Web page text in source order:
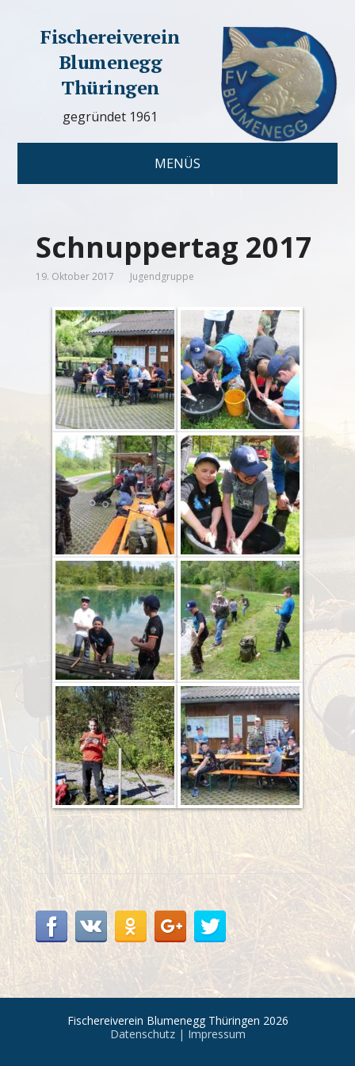
Fischereiverein
Blumenegg
Thüringen
gegründet 1961
MENÜS
Schnuppertag 2017
19. Oktober 2017 Jugendgruppe
Fischereiverein Blumenegg Thüringen 2026
Datenschutz| Impressum